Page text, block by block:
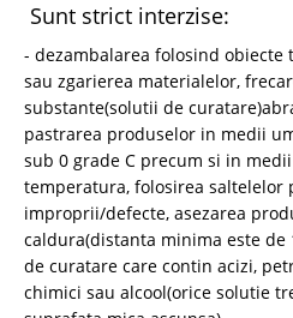
Sunt strict interzise:
- dezambalarea folosind obiecte
sau zgarierea materialelor,
substante(solutii de
pastrarea produselor in medii
sub 0 grade C precum si in
temperatura, folosirea saltelelor
improprii/defecte, asezarea
caldura(distanta minima este de
de curatare care contin acizi,
chimici sau alcool(orice solutie